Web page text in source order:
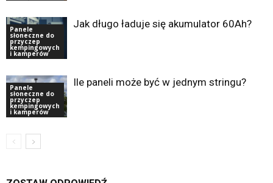
Panele
słoneczne do
przyczep
kempingowych
i kamperów
Jak długo ładuje się akumulator 60Ah?
Panele
słoneczne do
przyczep
kempingowych
i kamperów
Ile paneli może być w jednym stringu?